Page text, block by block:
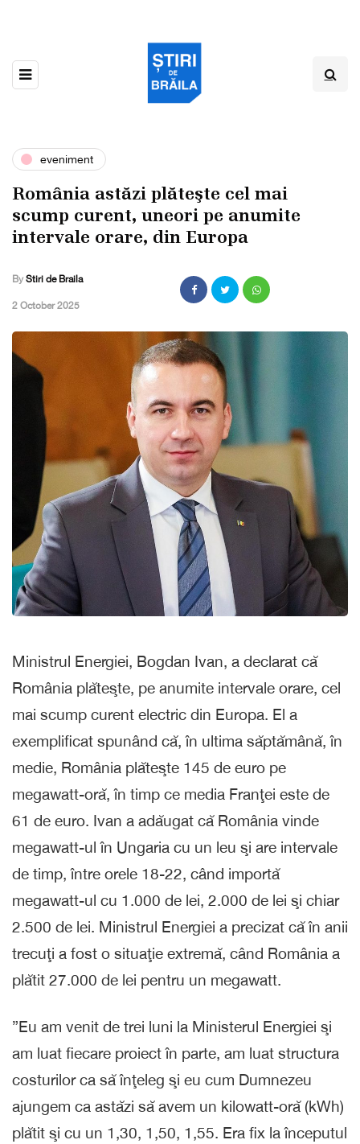
eveniment
România astăzi plăteşte cel mai
scump curent, uneori pe anumite
intervale orare, din Europa
By Stiri de Braila
,2 October 2025
Ministrul Energiei, Bogdan Ivan, a declarat că
România plăteşte, pe anumite intervale orare, cel
mai scump curent electric din Europa. El a
exemplificat spunând că, în ultima săptămână, în
medie, România plăteşte 145 de euro pe
megawatt-oră, în timp ce media Franţei este de
61 de euro. Ivan a adăugat că România vinde
megawatt-ul în Ungaria cu un leu şi are intervale
de timp, între orele 18-22, când importă
megawatt-ul cu 1.000 de lei, 2.000 de lei şi chiar
2.500 de lei. Ministrul Energiei a precizat că în anii
trecuţi a fost o situaţie extremă, când România a
plătit 27.000 de lei pentru un megawatt.
”Eu am venit de trei luni la Ministerul Energiei şi
am luat fiecare proiect în parte, am luat structura
costurilor ca să înţeleg şi eu cum Dumnezeu
ajungem ca astăzi să avem un kilowatt-oră (kWh)
plătit şi cu un 1,30, 1,50, 1,55. Era fix la începutul